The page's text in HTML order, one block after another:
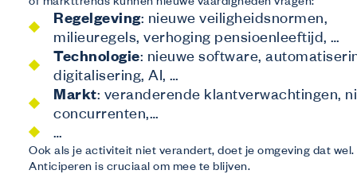
of markttrends kunnen nieuwe vaardigheden vragen:
Regelgeving: nieuwe veiligheidsnormen,
milieuregels, verhoging pensioenleeftijd, …
Technologie: nieuwe software,
digitalisering, AI, …
Markt: veranderende klantverwachtingen,
concurrenten,…
…
Ook als je activiteit niet verandert, doet je omgeving dat wel.
Anticiperen is cruciaal om mee te blijven.